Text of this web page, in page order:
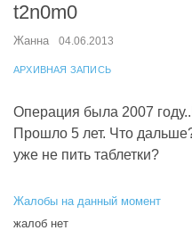
t2n0m0
Жанна 04.06.2013
АРХИВНАЯ ЗАПИСЬ
Операция была 2007
Прошло 5 лет. Что
уже не пить таблетки?
Жалобы на данный момент
жалоб нет